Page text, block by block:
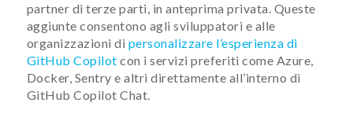
partner di terze parti, in anteprima privata. Queste
aggiunte consentono agli sviluppatori e alle
organizzazioni di personalizzare l’esperienza di
GitHub Copilot con i servizi preferiti come Azure,
Docker, Sentry e altri direttamente all’interno di
GitHub Copilot Chat.